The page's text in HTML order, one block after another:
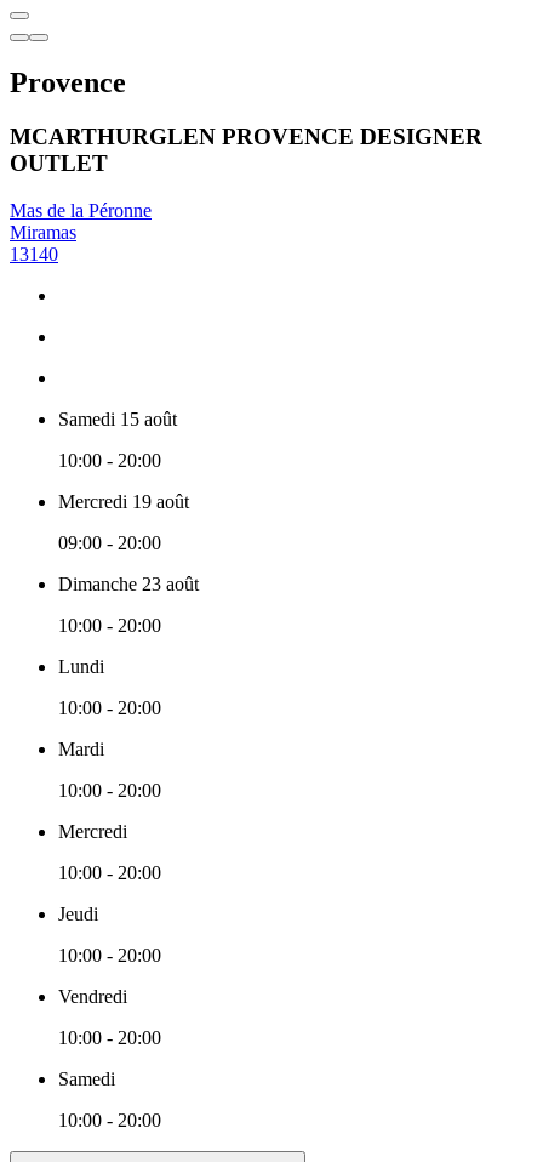
Provence
MCARTHURGLEN PROVENCE DESIGNER
OUTLET
Mas de la Péronne
Miramas
13140
Samedi 15 août
10:00 - 20:00
Mercredi 19 août
09:00 - 20:00
Dimanche 23 août
10:00 - 20:00
Lundi
10:00 - 20:00
Mardi
10:00 - 20:00
Mercredi
10:00 - 20:00
Jeudi
10:00 - 20:00
Vendredi
10:00 - 20:00
Samedi
10:00 - 20:00